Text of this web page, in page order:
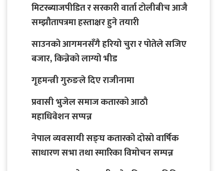
मिटरब्याजपीडित र सरकारी वार्ता टोलीबीच आजै
सम्झौतापत्रमा हस्ताक्षर हुने तयारी
साउनको आगमनसँगै हरियो चुरा र पोतेले सजिए
बजार, किन्नेको लाग्यो भीड
गृहमन्त्री गुरुङले दिए राजीनामा
प्रवासी भुजेल समाज कतारको आठाै
महाधिवेशन सप्पन्न
नेपाल व्यवसायी सङ्घ कतारको दोस्रो वार्षिक
साधारण सभा तथा स्मारिका विमोचन सम्पन्न